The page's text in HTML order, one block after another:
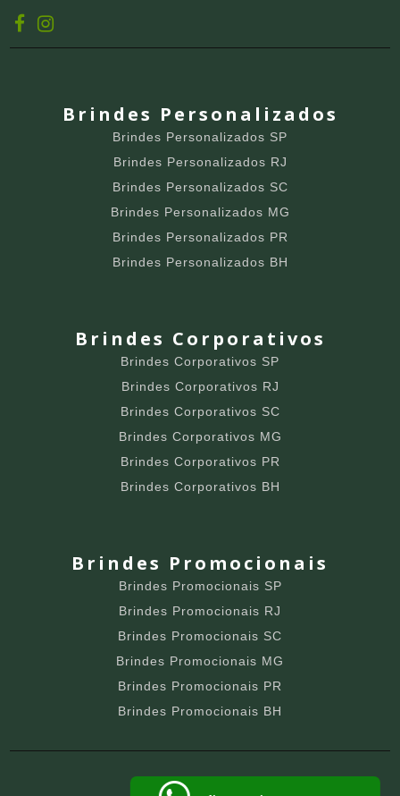
Brindes Personalizados
Brindes Personalizados SP
Brindes Personalizados RJ
Brindes Personalizados SC
Brindes Personalizados MG
Brindes Personalizados PR
Brindes Personalizados BH
Brindes Corporativos
Brindes Corporativos SP
Brindes Corporativos RJ
Brindes Corporativos SC
Brindes Corporativos MG
Brindes Corporativos PR
Brindes Corporativos BH
Brindes Promocionais
Brindes Promocionais SP
Brindes Promocionais RJ
Brindes Promocionais SC
Brindes Promocionais MG
Brindes Promocionais PR
Brindes Promocionais BH